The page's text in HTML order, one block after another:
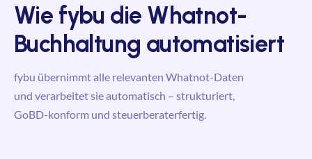
Wie fybu die Whatnot-
Buchhaltung automatisiert
fybu übernimmt alle relevanten Whatnot-Daten
und verarbeitet sie automatisch – strukturiert,
GoBD-konform und steuerberaterfertig.